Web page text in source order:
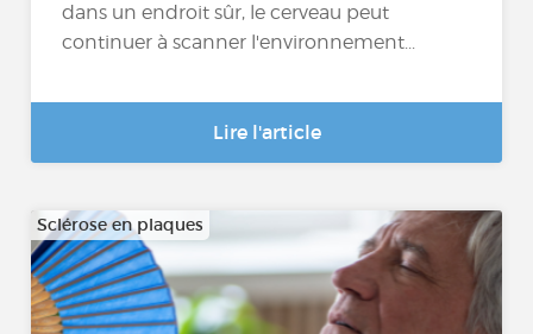
dans un endroit sûr, le cerveau peut
continuer à scanner l'environnement...
Lire l'article
Sclérose en plaques